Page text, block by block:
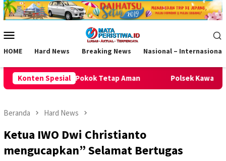
Loncat
ke
Mobile
HOME Hard News Breaking News Nasional – Internasional
Konten Spesial
Polsek Kawali Pastikan Jalan Sehat HUT RI ke-81 di
Beranda Hard News
Ketua IWO Dwi Christianto
mengucapkan” Selamat Bertugas